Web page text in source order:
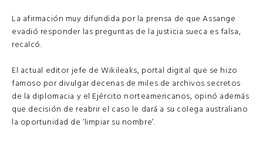
La afirmación muy difundida por la prensa de que Assange
evadió responder las preguntas de la justicia sueca es falsa,
recalcó.
El actual editor jefe de Wikileaks, portal digital que se hizo
famoso por divulgar decenas de miles de archivos secretos
de la diplomacia y el Ejército norteamericanos, opinó además
que decisión de reabrir el caso le dará a su colega australiano
la oportunidad de ‘limpiar su nombre’.